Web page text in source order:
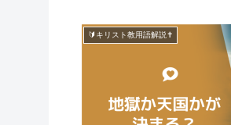
🔰キリスト教用語解説✝️